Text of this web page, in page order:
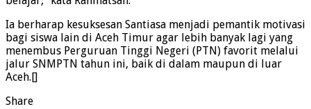
Ia berharap kesuksesan Santiasa menjadi pemantik motivasi
bagi siswa lain di Aceh Timur agar lebih banyak lagi yang
menembus Perguruan Tinggi Negeri (PTN) favorit melalui
jalur SNMPTN tahun ini, baik di dalam maupun di luar
Aceh.[]
Share